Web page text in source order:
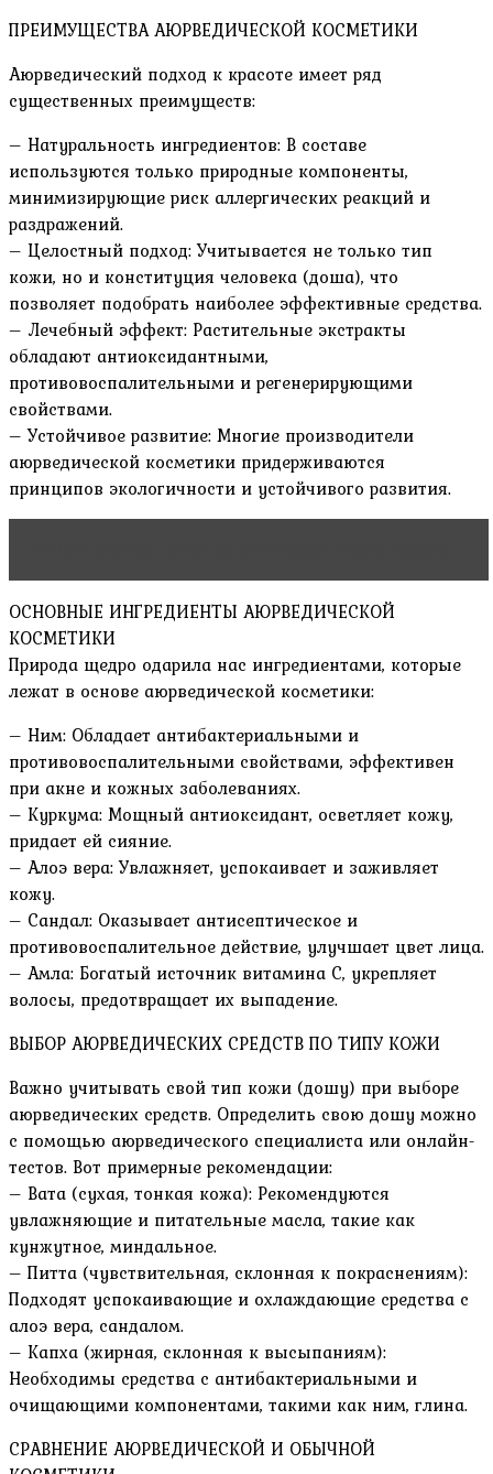
ПРЕИМУЩЕСТВА АЮРВЕДИЧЕСКОЙ КОСМЕТИКИ
Аюрведический подход к красоте имеет ряд
существенных преимуществ:
– Натуральность ингредиентов: В составе
используются только природные компоненты,
минимизирующие риск аллергических реакций и
раздражений.
– Целостный подход: Учитывается не только тип
кожи, но и конституция человека (доша), что
позволяет подобрать наиболее эффективные средства.
– Лечебный эффект: Растительные экстракты
обладают антиоксидантными,
противовоспалительными и регенерирующими
свойствами.
– Устойчивое развитие: Многие производители
аюрведической косметики придерживаются
принципов экологичности и устойчивого развития.
ОСНОВНЫЕ ИНГРЕДИЕНТЫ АЮРВЕДИЧЕСКОЙ
КОСМЕТИКИ
Природа щедро одарила нас ингредиентами, которые
лежат в основе аюрведической косметики:
– Ним: Обладает антибактериальными и
противовоспалительными свойствами, эффективен
при акне и кожных заболеваниях.
– Куркума: Мощный антиоксидант, осветляет кожу,
придает ей сияние.
– Алоэ вера: Увлажняет, успокаивает и заживляет
кожу.
– Сандал: Оказывает антисептическое и
противовоспалительное действие, улучшает цвет лица.
– Амла: Богатый источник витамина С, укрепляет
волосы, предотвращает их выпадение.
ВЫБОР АЮРВЕДИЧЕСКИХ СРЕДСТВ ПО ТИПУ КОЖИ
Важно учитывать свой тип кожи (дошу) при выборе
аюрведических средств. Определить свою дошу можно
с помощью аюрведического специалиста или онлайн-
тестов. Вот примерные рекомендации:
– Вата (сухая, тонкая кожа): Рекомендуются
увлажняющие и питательные масла, такие как
кунжутное, миндальное.
– Питта (чувствительная, склонная к покраснениям):
Подходят успокаивающие и охлаждающие средства с
алоэ вера, сандалом.
– Капха (жирная, склонная к высыпаниям):
Необходимы средства с антибактериальными и
очищающими компонентами, такими как ним, глина.
СРАВНЕНИЕ АЮРВЕДИЧЕСКОЙ И ОБЫЧНОЙ